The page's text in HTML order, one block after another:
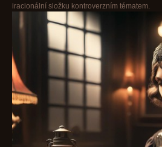
iracionální složku kontroverzním tématem.